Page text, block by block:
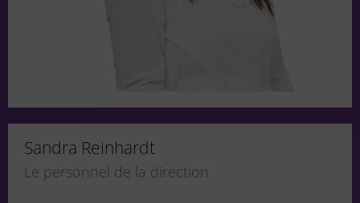
Sandra Reinhardt
Le personnel de la direction